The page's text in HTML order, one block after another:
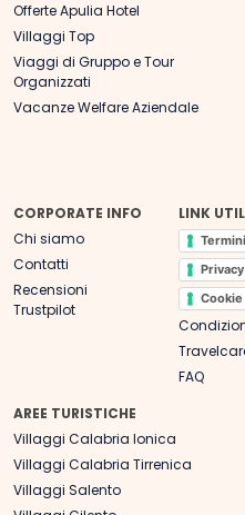
Offerte Apulia Hotel
Villaggi Top
Viaggi di Gruppo e Tour
Organizzati
Vacanze Welfare Aziendale
CORPORATE INFO
Chi siamo
Contatti
Recensioni
Trustpilot
LINK
FAQ
AREE TURISTICHE
Villaggi Calabria Ionica
Villaggi Calabria Tirrenica
Villaggi Salento